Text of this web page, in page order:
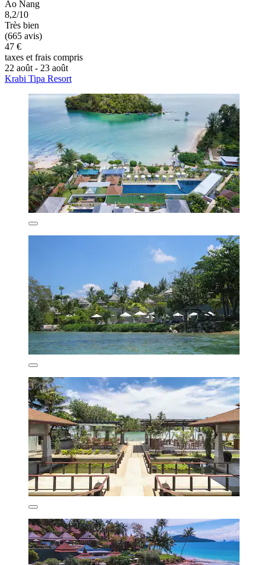
Ao Nang
8,2/10
Très bien
(665 avis)
47 €
taxes et frais compris
22 août - 23 août
Krabi Tipa Resort